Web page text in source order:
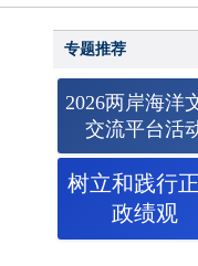
专题推荐
2026两岸海洋
交流平台活
树立和践行
政绩观